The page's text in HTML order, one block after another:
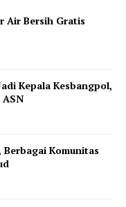
Air Bersih Gratis
Kepala Kesbangpol,
Komunitas